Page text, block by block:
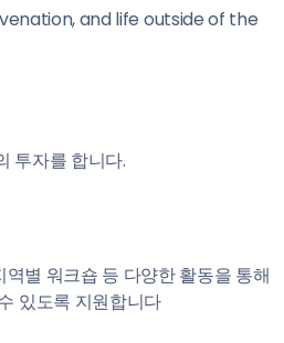
and life outside of the
투자를 합니다.
역별 워크숍 등 다양한 활동을 통해
있도록 지원합니다